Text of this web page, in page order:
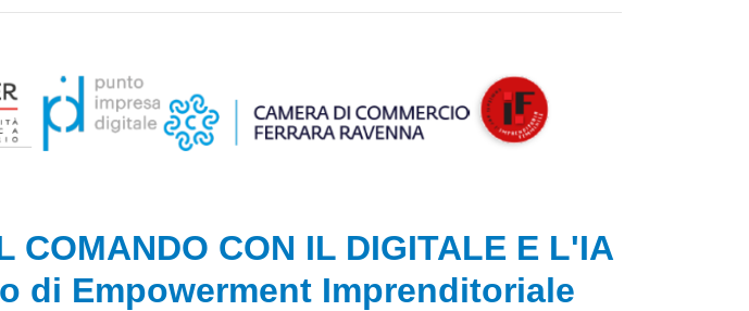
COMANDO CON IL DIGITALE E L'IA
di Empowerment Imprenditoriale